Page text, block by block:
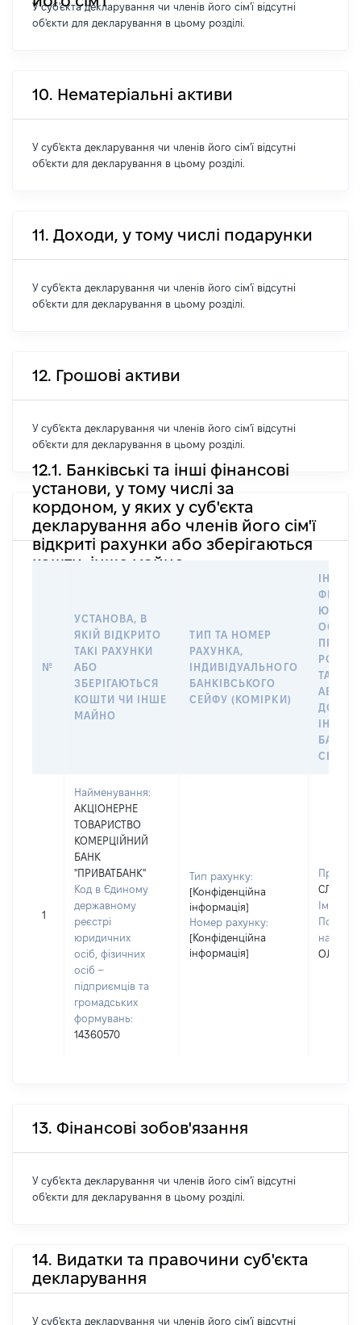
У суб'єкта декларування чи членів його сім'ї відсутні
об'єкти для декларування в цьому розділі.
10. Нематеріальні активи
У суб'єкта декларування чи членів його сім'ї відсутні
об'єкти для декларування в цьому розділі.
11. Доходи, у тому числі подарунки
У суб'єкта декларування чи членів його сім'ї відсутні
об'єкти для декларування в цьому розділі.
12. Грошові активи
У суб'єкта декларування чи членів його сім'ї відсутні
об'єкти для декларування в цьому розділі.
12.1. Банківські та інші фінансові
установи, у тому числі за
кордоном, у яких у суб'єкта
декларування або членів його сім'ї
відкриті рахунки або зберігаються
кошти, інше майно
№
УСТАНОВА, В
ЯКІЙ ВІДКРИТО
ТАКІ РАХУНКИ
АБО
ЗБЕРІГАЮТЬСЯ
КОШТИ ЧИ ІНШЕ
МАЙНО
ТИП ТА НОМЕР
РАХУНКА,
ІНДИВІДУАЛЬНОГО
БАНКІВСЬКОГО
СЕЙФУ (КОМІРКИ)
ПРАВО
ТАКИМ
АБО
ДО
СЕЙФУ
1
Найменування:
АКЦІОНЕРНЕ
ТОВАРИСТВО
КОМЕРЦІЙНИЙ
БАНК
"ПРИВАТБАНК"
Код в Єдиному
державному
реєстрі
юридичних
осіб, фізичних
осіб –
підприємців та
громадських
формувань:
14360570
Тип рахунку:
[Конфіденційна
інформація]
Номер рахунку:
[Конфіденційна
інформація]
Ім'я:
По
13. Фінансові зобов'язання
У суб'єкта декларування чи членів його сім'ї відсутні
об'єкти для декларування в цьому розділі.
14. Видатки та правочини суб'єкта
декларування
У суб'єкта декларування чи членів його сім'ї відсутні